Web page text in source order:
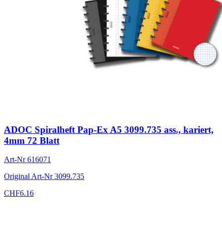
ADOC Spiralheft Pap-Ex A5 3099.735 ass., kariert,
4mm 72 Blatt
Art-Nr616071
Original Art-Nr3099.735
CHF6.16